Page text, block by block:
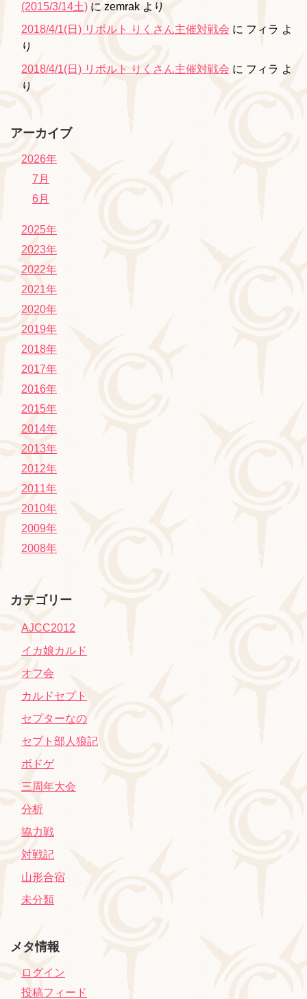
(2015/3/14土) に zemrak より
2018/4/1(日) リボルト りくさん主催対戦会 に フィラ よ
り
2018/4/1(日) リボルト りくさん主催対戦会 に フィラ よ
り
アーカイブ
2026年
7月
6月
2025年
2023年
2022年
2021年
2020年
2019年
2018年
2017年
2016年
2015年
2014年
2013年
2012年
2011年
2010年
2009年
2008年
カテゴリー
AJCC2012
イカ娘カルド
オフ会
カルドセプト
セプターなの
セプト部人狼記
ボドゲ
三周年大会
分析
協力戦
対戦記
山形合宿
未分類
メタ情報
ログイン
投稿フィード